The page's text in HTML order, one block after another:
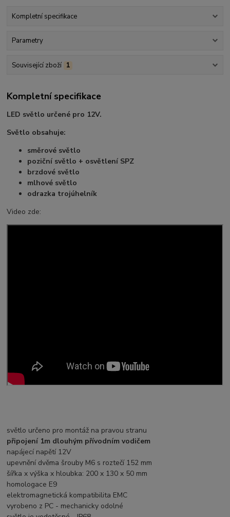
Kompletní specifikace
Parametry
Související zboží 1
Kompletní specifikace
LED světlo určené pro 12V.
Světlo obsahuje:
směrové světlo
poziční světlo + osvětlení SPZ
brzdové světlo
mlhové světlo
odrazka trojúhelník
Video zde:
světlo určeno pro montáž na pravou stranu
připojení 1m dlouhým přívodním vodičem
napájecí napětí 12V
upevnění dvěma šrouby M6 s roztečí 152 mm
šířka x výška x hloubka: 200 x 130 x 50 mm
homologace E9
elektromagnetická kompatibilita EMC
vyrobeno z PC - mechanicky odolné